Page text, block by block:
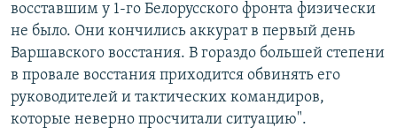
восставшим у 1-го Белорусского фронта физически
не было. Они кончились аккурат в первый день
Варшавского восстания. В гораздо большей степени
в провале восстания приходится обвинять его
руководителей и тактических командиров,
которые неверно просчитали ситуацию".